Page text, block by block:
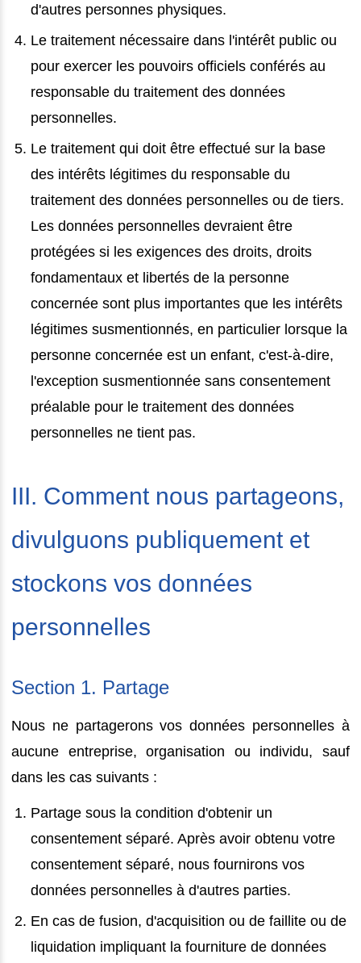
d'autres personnes physiques.
Le traitement nécessaire dans l'intérêt public ou
pour exercer les pouvoirs officiels conférés au
responsable du traitement des données
personnelles.
Le traitement qui doit être effectué sur la base
des intérêts légitimes du responsable du
traitement des données personnelles ou de tiers.
Les données personnelles devraient être
protégées si les exigences des droits, droits
fondamentaux et libertés de la personne
concernée sont plus importantes que les intérêts
légitimes susmentionnés, en particulier lorsque la
personne concernée est un enfant, c'est-à-dire,
l'exception susmentionnée sans consentement
préalable pour le traitement des données
personnelles ne tient pas.
III. Comment nous partageons,
divulguons publiquement et
stockons vos données
personnelles
Section 1. Partage
Nous ne partagerons vos données personnelles à
aucune entreprise, organisation ou individu, sauf
dans les cas suivants :
Partage sous la condition d'obtenir un
consentement séparé. Après avoir obtenu votre
consentement séparé, nous fournirons vos
données personnelles à d'autres parties.
En cas de fusion, d'acquisition ou de faillite ou de
liquidation impliquant la fourniture de données